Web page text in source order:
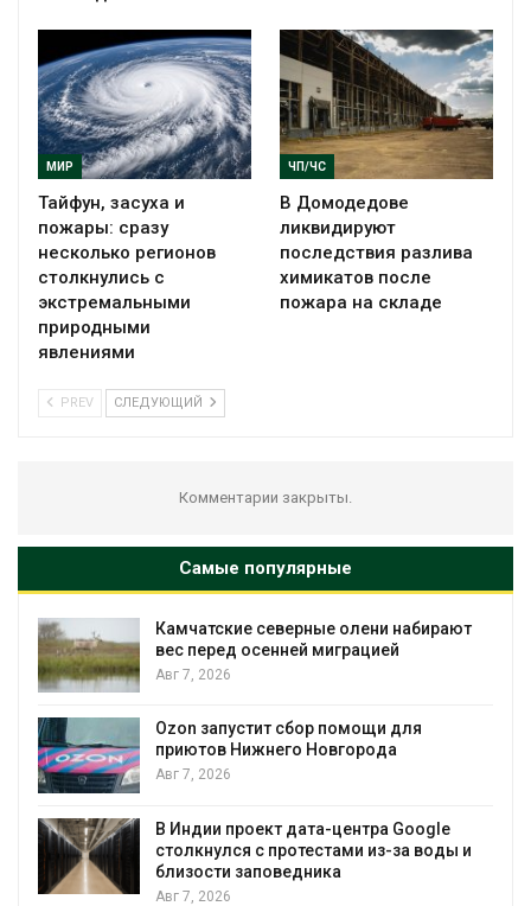
МИР
Тайфун, засуха и
пожары: сразу
несколько регионов
столкнулись с
экстремальными
природными
явлениями
ЧП/ЧС
В Домодедове
ликвидируют
последствия разлива
химикатов после
пожара на складе
PREV СЛЕДУЮЩИЙ
Комментарии закрыты.
Самые популярные
Камчатские северные олени набирают
вес перед осенней миграцией
Авг 7, 2026
Ozon запустит сбор помощи для
приютов Нижнего Новгорода
Авг 7, 2026
В Индии проект дата-центра Google
столкнулся с протестами из-за воды и
близости заповедника
Авг 7, 2026